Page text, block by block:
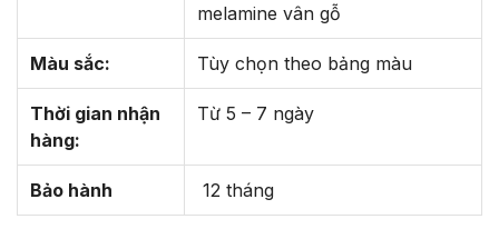
melamine vân gỗ
Màu sắc: Tùy chọn theo bảng màu
Thời gian nhận
hàng:
Từ 5 – 7 ngày
Bảo hành 12 tháng